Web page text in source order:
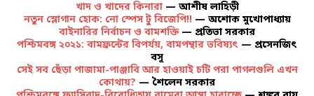
খাদ ও খাদের কিনারা— আশীষ লাহিড়ী
নতুন স্লোগান হোক: নো স্পেস টু বিজেপি!! — অশোক মুখোপাধ্যায়
বাইনারির নির্বাচন ও বামশক্তি — প্রতিভা সরকার
পশ্চিমবঙ্গ ২০২১: বামফ্রন্টের বিপর্যয়, বামপন্থার ভবিষ্যৎ — প্রসেনজিৎ
বসু
সেই সব ছেঁড়া পাজামা-পাঞ্জাবি আর হাওয়াই চটি পরা পাগলগুলি এখন
কোথায়? — শৈলেন সরকার